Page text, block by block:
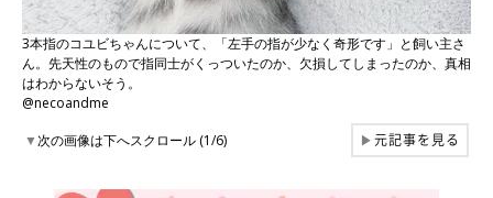
3本指のコユビちゃんについて、「左手の指が少なく奇形です」と飼い主さ
ん。先天性のもので指同士がくっついたのか、欠損してしまったのか、真相
はわからないそう。
@necoandme
▼次の画像は下へスクロール (1/6) ▶元記事を見る